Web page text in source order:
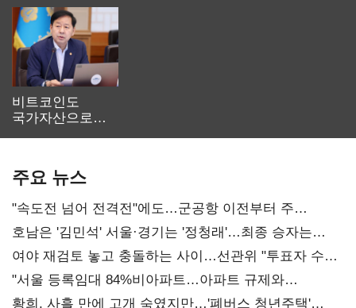
비트코인도
국가자산으로…'
주요 뉴스
"속도전 넘어 전격전"에도…군공항 이전부터 주
52시간까지 '뇌관'
호남은 '김민석' 서울·경기는 '정청래'…최종 승자는
'안갯속'
여야 재검토 놓고 충돌하는 사이…선관위 "투표자 수
오차 당연"
"서울 등록임대 84%비아파트…아파트 규제와
달리해야"
황희, 사흘 만에 고개 숙였지만…'폐버스 청년주택'